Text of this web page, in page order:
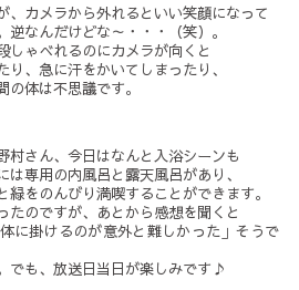
、カメラから外れるといい笑顔になって
なんだけどな～・・・（笑）。
しゃべれるのにカメラが向くと
、急に汗をかいてしまったり、
体は不思議です。
村さん、今日はなんと入浴シーンも
専用の内風呂と露天風呂があり、
をのんびり満喫することができます。
たのですが、あとから感想を聞くと
に掛けるのが意外と難しかった」そうで
でも、放送日当日が楽しみです♪